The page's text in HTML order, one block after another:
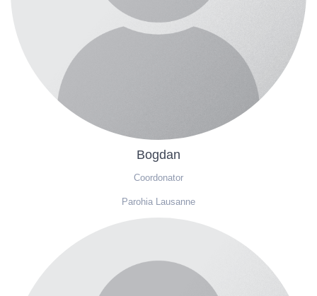
Bogdan
Coordonator
Parohia Lausanne